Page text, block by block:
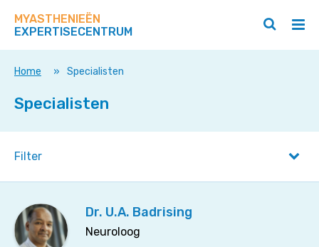
direct
op
deze
MYASTHENIEËN
EXPERTISECENTRUM
/
Zoeken
/
Home » Specialisten
Specialisten
Filter
Dr. U.A. Badrising
Neuroloog